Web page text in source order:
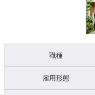
職種
雇用形態